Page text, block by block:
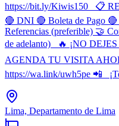
https://bit.ly/Kiwis150 📋
🔴 DNI 🔴 Boleta de Pago
Referencias (preferible) 🤝
de adelanto) 🔥 ¡NO
AGENDA TU VISITA
https://wa.link/uwh5pe 📲
Lima, Departamento de Lima